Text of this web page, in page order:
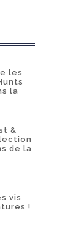
les
la
&
de la
vis
!